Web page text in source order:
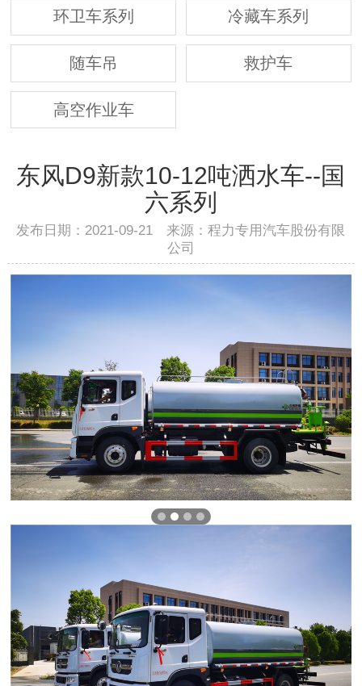
环卫车系列 冷藏车系列
随车吊 救护车
高空作业车
东风D9新款10-12吨洒水车--国
六系列
发布日期：2021-09-21 来源：程力专用汽车股份有限
公司